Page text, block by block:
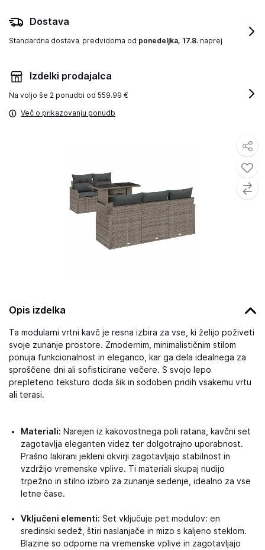
Opis izdelka
Ta modularni vrtni kavč je resna izbira za vse, ki želijo poživeti
svoje zunanje prostore. Zmodernim, minimalističnim stilom
ponuja funkcionalnost in eleganco, kar ga dela idealnega za
sproščene dni ali sofisticirane večere. S svojo lepo
prepleteno teksturo doda šik in sodoben pridih vsakemu vrtu
ali terasi.
Materiali: Narejen iz kakovostnega poli ratana, kavčni set
zagotavlja eleganten videz ter dolgotrajno uporabnost.
Prašno lakirani jekleni okvirji zagotavljajo stabilnost in
vzdržijo vremenske vplive. Ti materiali skupaj nudijo
trpežno in stilno izbiro za zunanje sedenje, idealno za vse
letne čase.
Vključeni elementi: Set vključuje pet modulov: en
sredinski sedež, štiri naslanjače in mizo s kaljeno steklom.
Blazine so odporne na vremenske vplive in zagotavljajo
Dostava
Standardna dostava predvidoma od ponedeljka, 17.8. naprej
Izdelki prodajalca
Na voljo še 2 ponudbi od 559.99 €
Več o prikazovanju ponudb